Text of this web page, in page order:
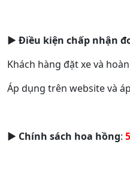
► Điều kiện chấp nhận
Khách hàng đặt xe và
Áp dụng trên website và
► Chính sách hoa hồng: